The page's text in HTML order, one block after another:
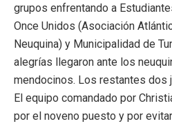
grupos enfrentando a
Once Unidos (Asociación
Neuquina) y Municipalidad de
alegrías llegaron ante los
mendocinos. Los restantes dos
El equipo comandado por
por el noveno puesto y por